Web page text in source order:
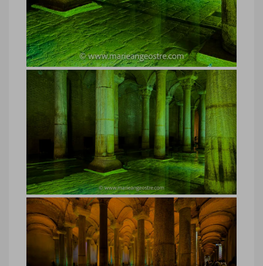
Turquie, Citerne Basilique Istanbul